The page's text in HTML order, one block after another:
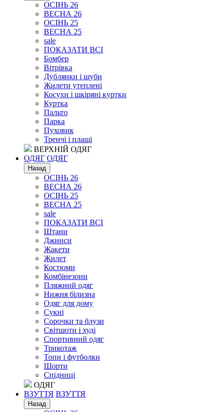
ОСІНЬ 26
ВЕСНА 26
ОСІНЬ 25
ВЕСНА 25
sale
ПОКАЗАТИ ВСІ
Бомбер
Вітрівка
Дублянки і шуби
Жилети утеплені
Косухи і шкіряні куртки
Куртка
Пальто
Парка
Пуховик
Тренчі і плащі
ВЕРХНІЙ ОДЯГ
ОДЯГ ОДЯГ
Назад
ОСІНЬ 26
ВЕСНА 26
ОСІНЬ 25
ВЕСНА 25
sale
ПОКАЗАТИ ВСІ
Штани
Джинси
Жакети
Жилет
Костюми
Комбінезони
Пляжний одяг
Нижня білизна
Одяг для дому
Сукні
Сорочки та блузи
Світшоти і худі
Спортивний одяг
Трикотаж
Топи і футболки
Шорти
Спідниці
ОДЯГ
ВЗУТТЯ ВЗУТТЯ
Назад